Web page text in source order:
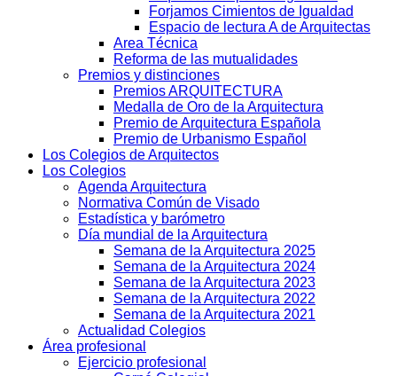
Forjamos Cimientos de Igualdad
Espacio de lectura A de Arquitectas
Area Técnica
Reforma de las mutualidades
Premios y distinciones
Premios ARQUITECTURA
Medalla de Oro de la Arquitectura
Premio de Arquitectura Española
Premio de Urbanismo Español
Los Colegios de Arquitectos
Los Colegios
Agenda Arquitectura
Normativa Común de Visado
Estadística y barómetro
Día mundial de la Arquitectura
Semana de la Arquitectura 2025
Semana de la Arquitectura 2024
Semana de la Arquitectura 2023
Semana de la Arquitectura 2022
Semana de la Arquitectura 2021
Actualidad Colegios
Área profesional
Ejercicio profesional